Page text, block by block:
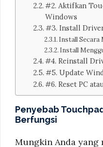
#2. Aktifkan
Windows
#3. Install
Install Secara
Install
#4. Reinstall
#5. Update
#6. Reset PC
Penyebab
Berfungsi
Mungkin Anda yang